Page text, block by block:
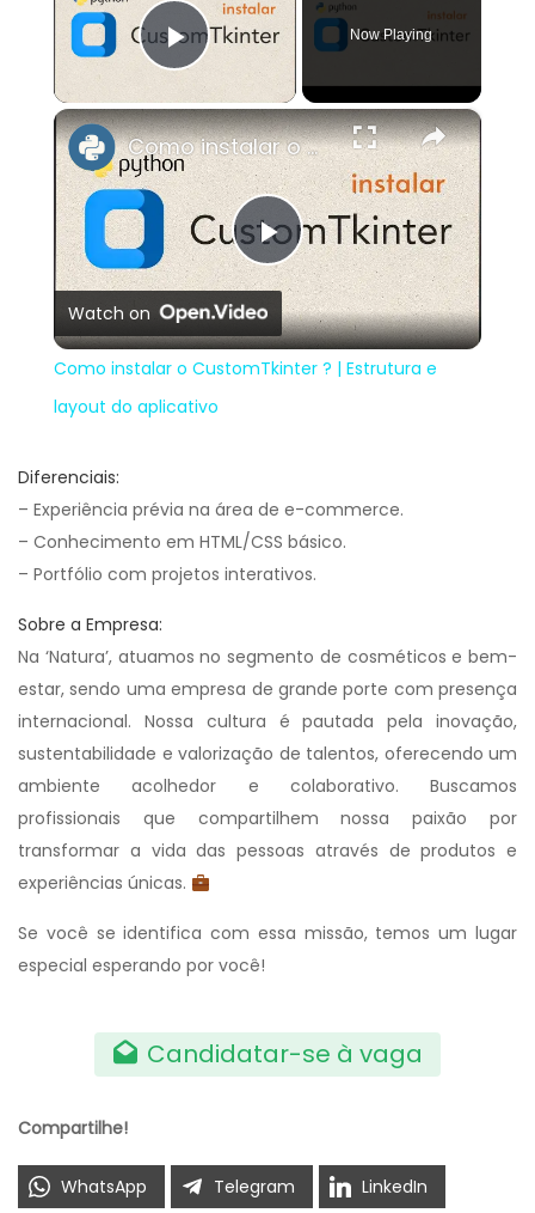
Play Video
Now Playing
×
Play
Video
Como instalar o CustomTkinter ? | Estrutura e layout do aplicativo
Watch on
Como instalar o CustomTkinter ? | Estrutura e
layout do aplicativo
Diferenciais:
– Experiência prévia na área de e-commerce.
– Conhecimento em HTML/CSS básico.
– Portfólio com projetos interativos.
Sobre a Empresa:
Na ‘Natura’, atuamos no segmento de cosméticos e bem-
estar, sendo uma empresa de grande porte com presença
internacional. Nossa cultura é pautada pela inovação,
sustentabilidade e valorização de talentos, oferecendo um
ambiente acolhedor e colaborativo. Buscamos
profissionais que compartilhem nossa paixão por
transformar a vida das pessoas através de produtos e
experiências únicas.
Se você se identifica com essa missão, temos um lugar
especial esperando por você!
Candidatar-se à vaga
Compartilhe!
WhatsApp Telegram LinkedIn